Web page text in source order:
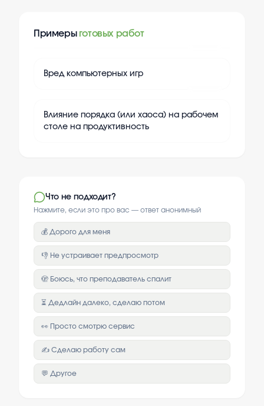
Примеры готовых работ
Вред компьютерных игр
Влияние порядка (или хаоса) на рабочем
столе на продуктивность
Что не подходит?
Нажмите, если это про вас — ответ анонимный
💰 Дорого для меня
👎 Не устраивает предпросмотр
🫣 Боюсь, что преподаватель спалит
⏳ Дедлайн далеко, сделаю потом
👀 Просто смотрю сервис
✍️ Сделаю работу сам
💬 Другое